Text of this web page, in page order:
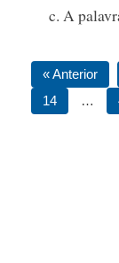
c. A
« Anterior
14
…